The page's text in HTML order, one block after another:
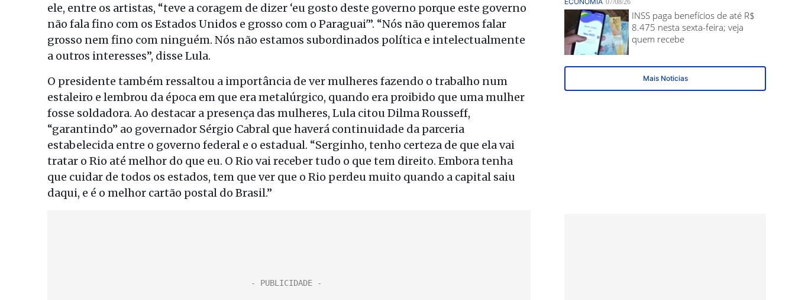
ele, entre os artistas, “teve a coragem de dizer ‘eu gosto deste governo porque este governo
não fala fino com os Estados Unidos e grosso com o Paraguai'”. “Nós não queremos falar
grosso nem fino com ninguém. Nós não estamos subordinados política e intelectualmente
a outros interesses”, disse Lula.
O presidente também ressaltou a importância de ver mulheres fazendo o trabalho num
estaleiro e lembrou da época em que era metalúrgico, quando era proibido que uma mulher
fosse soldadora. Ao destacar a presença das mulheres, Lula citou Dilma Rousseff,
“garantindo” ao governador Sérgio Cabral que haverá continuidade da parceria
estabelecida entre o governo federal e o estadual. “Serginho, tenho certeza de que ela vai
tratar o Rio até melhor do que eu. O Rio vai receber tudo o que tem direito. Embora tenha
que cuidar de todos os estados, tem que ver que o Rio perdeu muito quando a capital saiu
daqui, e é o melhor cartão postal do Brasil.”